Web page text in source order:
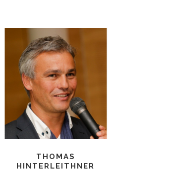
THOMAS
HINTERLEITHNER